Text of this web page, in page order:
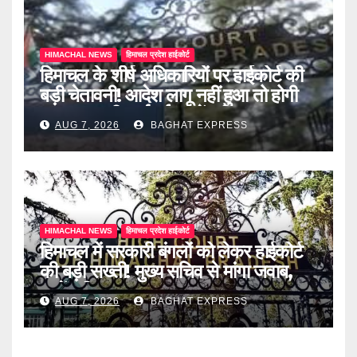
HIMACHAL NEWS हिमाचल प्रदेश हाईकोर्ट
हिमाचल के शीर्ष अधिकारियों पर हाईकोर्ट की
बड़ी चेतावनी! आदेश लागू नहीं हुआ तो होगी
अवमानना की कार्रवाई, जानें पूरी खबर
AUG 7, 2026 BAGHAT EXPRESS
HIMACHAL NEWS हिमाचल प्रदेश हाईकोर्ट
हिमाचल में सरकारी बंगलों को लेकर हाईकोर्ट
की बड़ी सख्ती! मुख्य सचिव से मांगा जवाब,
जानें पूरी खबर
AUG 7, 2026 BAGHAT EXPRESS